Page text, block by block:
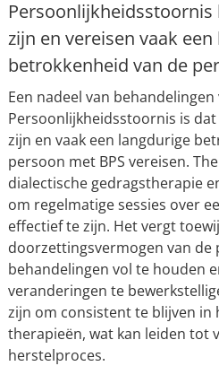
zijn en vereisen vaak
betrokkenheid van de
Een nadeel van
Persoonlijkheidsstoornis is
zijn en vaak een langdurige
persoon met BPS vereisen.
dialectische gedragstherapie
om regelmatige sessies over
effectief te zijn. Het vergt
doorzettingsvermogen van de
behandelingen vol te houden
veranderingen te
zijn om consistent te blijven in
therapieën, wat kan leiden tot
herstelproces.